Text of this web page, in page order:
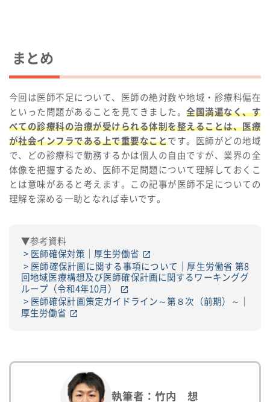
まとめ
今回は医師不足について、医師の絶対数や地域・診療科偏在
といった問題があることを見てきました。全国満遍なく、す
べての診療科の治療が受けられる体制を整えることは、医療
が社会インフラである上で重要なことです。医師がどの地域
で、どの診療科で勤務するかは個人の自由ですが、業界の全
体像を把握するため、医師不足問題について理解しておくこ
とは意味があると考えます。この記事が医師不足についての
理解を深める一助となれば幸いです。
▼参考資料
医師確保対策｜厚生労働省
医師確保計画に関する事項について｜厚生労働省 第8
回地域医療構想及び医師確保計画に関するワーキンググ
ループ（令和4年10月）
医師確保計画策定ガイドライン～第８次（前期）～｜
厚生労働省
執筆者：竹内 想